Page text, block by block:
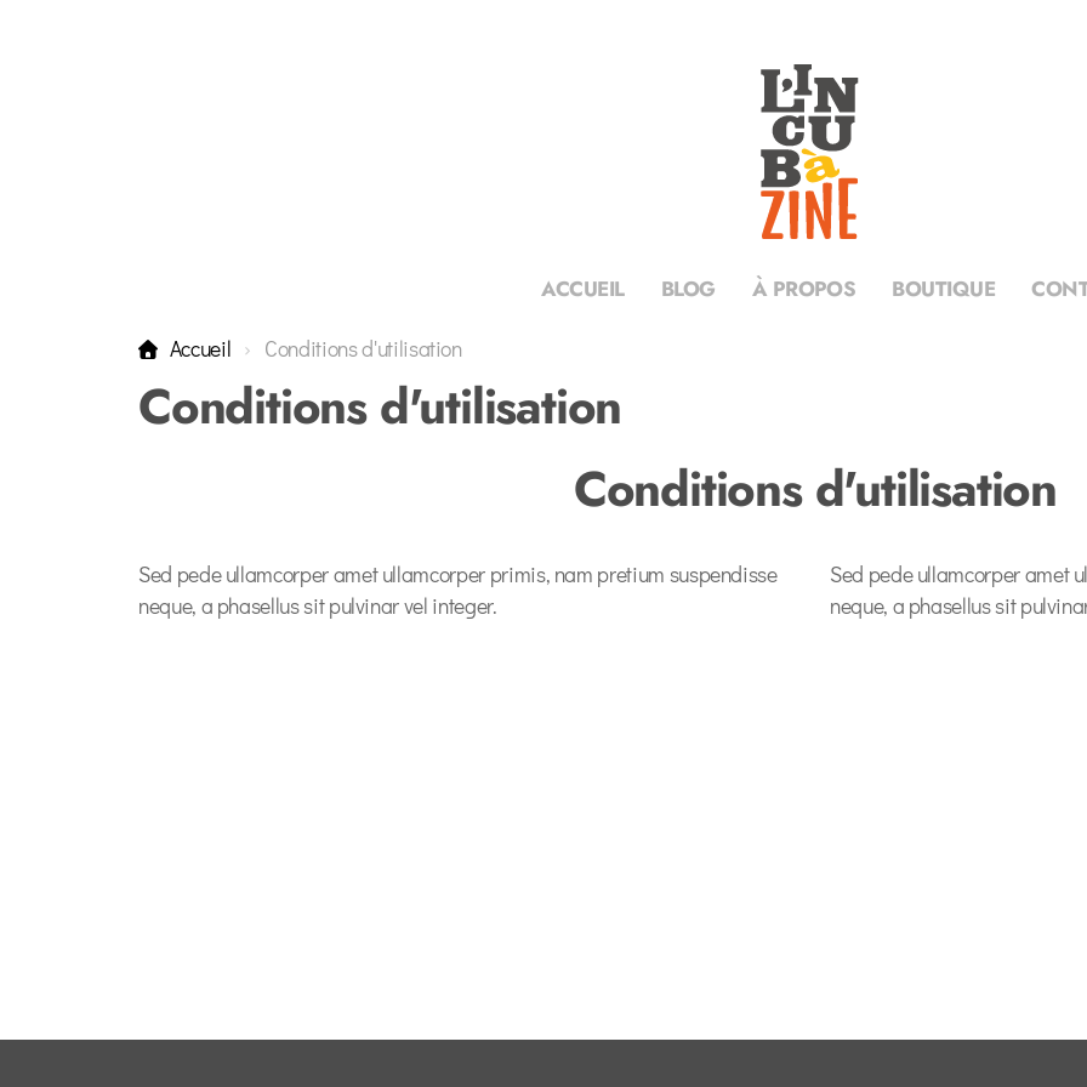
ACCUEIL BLOG À PROPOS BOUTIQUE
Accueil Conditions d'utilisation
Conditions d'utilisation
Conditions d'utilisation
Sed pede ullamcorper amet ullamcorper primis, nam pretium suspendisse
neque, a phasellus sit pulvinar vel integer.
Sed pede ullamcorper amet
neque, a phasellus sit